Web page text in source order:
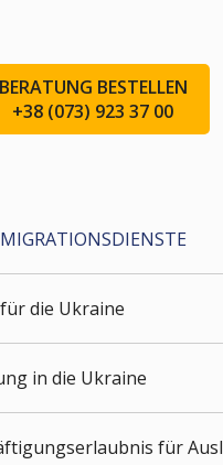
BERATUNG BESTELLEN
+38 (073) 923 37 00
MIGRATIONSDIENSTE
die Ukraine
in die Ukraine
für